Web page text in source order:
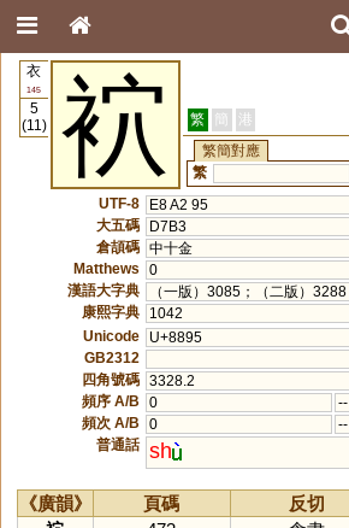
衣
145
5
(11)
袕 繁 簡 港
繁簡對應
繁
UTF-8
E8 A2 95
大五碼
D7B3
倉頡碼 中十金
Matthews
0
漢語大字典
（一版）3085；（二版）3288
康熙字典
1042
Unicode
U+8895
GB2312
四角號碼 3328.2
頻序 A/B
0
--
頻次 A/B
0
--
普通話 sh
《廣韻》 頁碼 反切